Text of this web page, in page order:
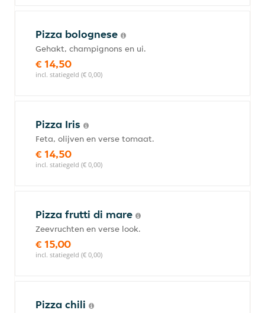
Pizza bolognese
Gehakt, champignons en ui.
€ 14,50
incl. statiegeld (€ 0,00)
Pizza Iris
Feta, olijven en verse tomaat.
€ 14,50
incl. statiegeld (€ 0,00)
Pizza frutti di mare
Zeevruchten en verse look.
€ 15,00
incl. statiegeld (€ 0,00)
Pizza chili